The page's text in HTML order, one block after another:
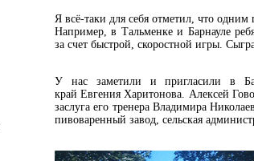
Я всё-таки для себя отметил, что
Например, в Тальменке и Барнауле
за счет быстрой, скоростной игры.
У нас заметили и пригласили в
край Евгения Харитонова. Алексей
заслуга его тренера Владимира
пивоваренный завод, сельская